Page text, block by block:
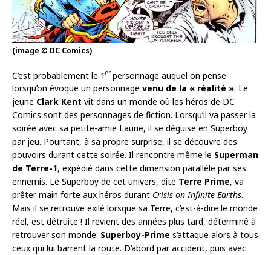
(image © DC Comics)
C’est probablement le 1 erpersonnage auquel on pense
lorsqu’on évoque un personnage venu de la « réalité ». Le
jeune Clark Kent vit dans un monde où les héros de DC
Comics sont des personnages de fiction. Lorsqu’il va passer la
soirée avec sa petite-amie Laurie, il se déguise en Superboy
par jeu. Pourtant, à sa propre surprise, il se découvre des
pouvoirs durant cette soirée. Il rencontre même le Superman
de Terre-1, expédié dans cette dimension parallèle par ses
ennemis. Le Superboy de cet univers, dite Terre Prime, va
prêter main forte aux héros durant Crisis on Infinite Earths.
Mais il se retrouve exilé lorsque sa Terre, c’est-à-dire le monde
réel, est détruite ! Il revient des années plus tard, déterminé à
retrouver son monde. Superboy-Prime s’attaque alors à tous
ceux qui lui barrent la route. D’abord par accident, puis avec